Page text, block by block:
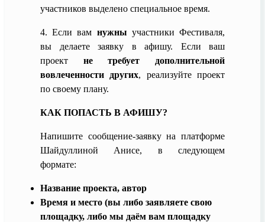
участников выделено специальное время.
4. Если вам нужны участники Фестиваля,
вы делаете заявку в афишу. Если ваш
проект не требует дополнительной
вовлеченности других, реализуйте проект
по своему плану.
КАК ПОПАСТЬ В АФИШУ?
Напишите сообщение-заявку на платформе
Шайдуллиной Анисе, в следующем
формате:
Название проекта, автор
Время и место (вы либо заявляете свою
площадку, либо мы даём вам площадку